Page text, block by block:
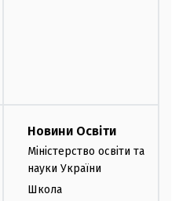
Новини Освіти
Міністерство освіти та
науки України
Школа